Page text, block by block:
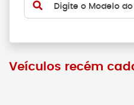
Digite o Modelo
Veículos recém